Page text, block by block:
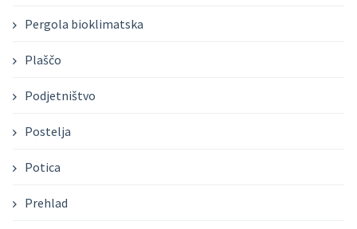
Pergola bioklimatska
Plaščo
Podjetništvo
Postelja
Potica
Prehlad